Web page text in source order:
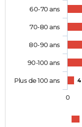
4
60-70 ans
70-80 ans
80-90 ans
90-100 ans
Plus de 100 ans
0